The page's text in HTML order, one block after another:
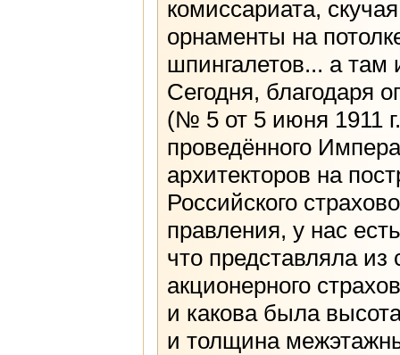
комиссариата,
орнаменты на
шпингалетов... а там
Сегодня, благодаря
(№ 5 от 5 июня 1911
проведённого
архитекторов на
Российского
правления, у нас
что представляла
акционерного
и какова была
и толщина